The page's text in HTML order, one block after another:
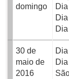
domingo
30 de
maio de
2016